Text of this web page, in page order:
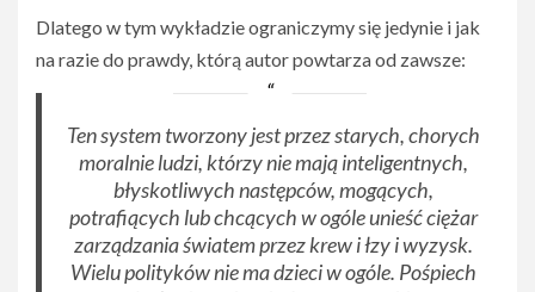
Dlatego w tym wykładzie ograniczymy się jedynie i jak
na razie do prawdy, którą autor powtarza od zawsze:
Ten system tworzony jest przez starych, chorych
moralnie ludzi, którzy nie mają inteligentnych,
błyskotliwych następców, mogących,
potrafiących lub chcących w ogóle unieść ciężar
zarządzania światem przez krew i łzy i wyzysk.
Wielu polityków nie ma dzieci w ogóle. Pośpiech